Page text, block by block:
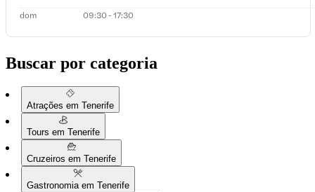
dom
09:30 - 17:30
Buscar por categoria
Atrações em Tenerife
Tours em Tenerife
Cruzeiros em Tenerife
Gastronomia em Tenerife